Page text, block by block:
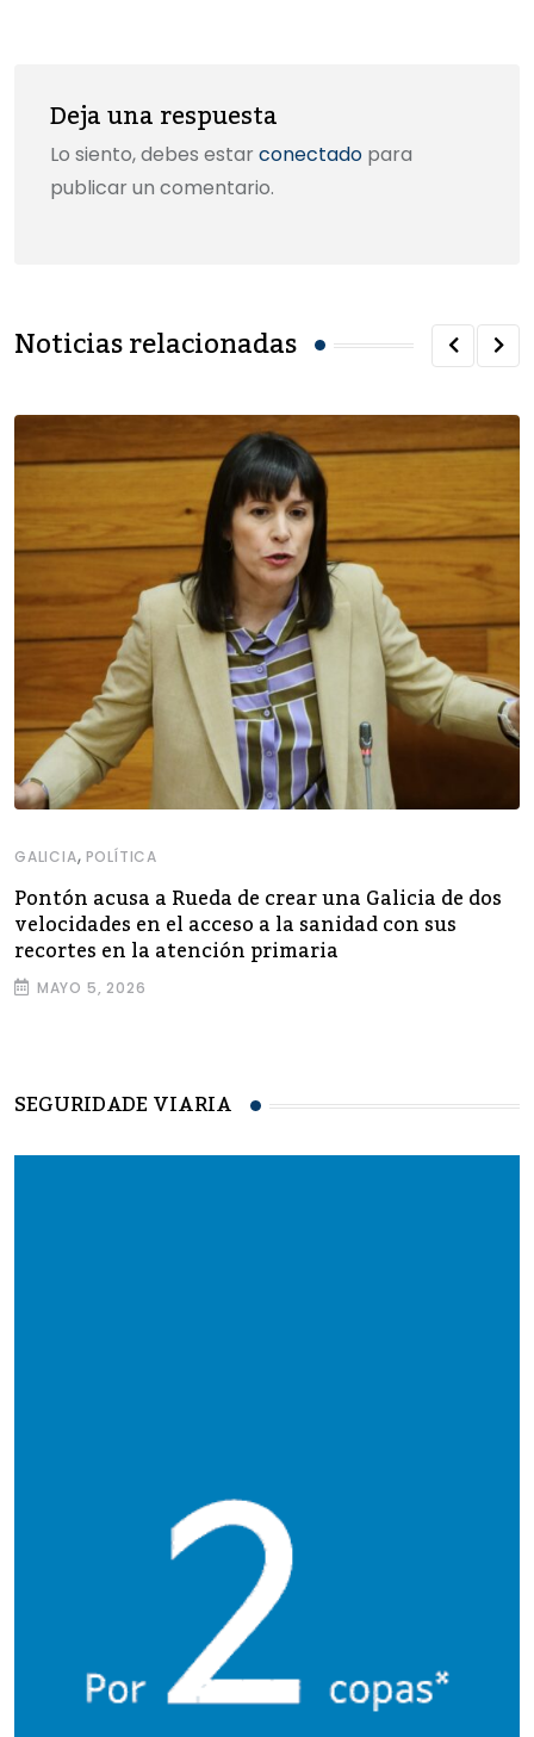
Deja una respuesta
Lo siento, debes estar conectado para
publicar un comentario.
Noticias relacionadas
GALICIA, POLÍTICA
Pontón acusa a Rueda de crear una Galicia de dos
velocidades en el acceso a la sanidad con sus
recortes en la atención primaria
MAYO 5, 2026
SEGURIDADE VIARIA